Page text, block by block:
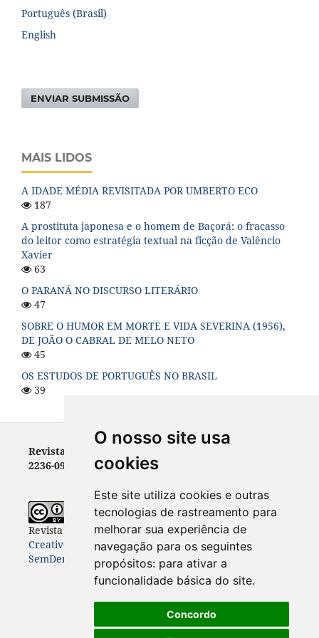
O nosso site usa
cookies
Este site utiliza cookies e outras
tecnologias de rastreamento para
melhorar sua experiência de
navegação para os seguintes
propósitos: para ativar a
funcionalidade básica do site.
Concordo
Português (Brasil)
English
ENVIAR SUBMISSÃO
MAIS LIDOS
A IDADE MÉDIA REVISITADA POR UMBERTO ECO
187
A prostituta japonesa e o homem de Baçorá: o fracasso
do leitor como estratégia textual na ficção de Valêncio
Xavier
63
O PARANÁ NO DISCURSO LITERÁRIO
47
SOBRE O HUMOR EM MORTE E VIDA SEVERINA (1956),
DE JOÃO O CABRAL DE MELO NETO
45
OS ESTUDOS DE PORTUGUÊS NO BRASIL
39
Revista Letras - ISSN 0100-0888 (versão impressa) e
2236-0999 (versão eletrônica)
Revista Letrasestá licenciada com uma Licença
Creative Commons Atribuição-NãoComercial-
SemDerivações 4.0 Internacional .